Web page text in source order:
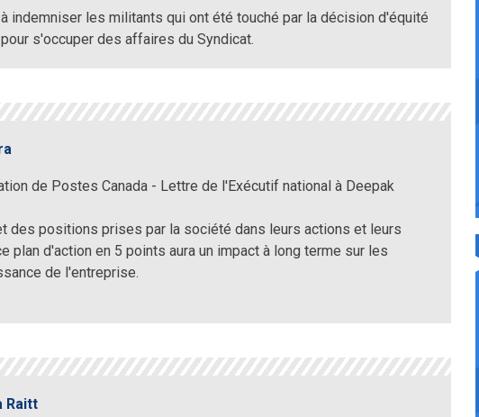
indemniser les militants qui ont été touché par la décision d'équité
s'occuper des affaires du Syndicat.
de Postes Canada - Lettre de l'Exécutif national à Deepak
des positions prises par la société dans leurs actions et leurs
plan d'action en 5 points aura un impact à long terme sur les
de l'entreprise.
Raitt